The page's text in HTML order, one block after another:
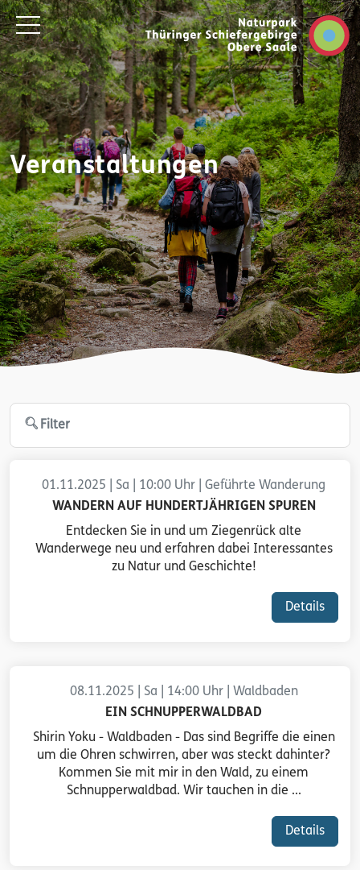
Veranstaltungen
Filter
01.11.2025 | Sa | 10:00 Uhr | Geführte Wanderung
WANDERN AUF HUNDERTJÄHRIGEN SPUREN
Entdecken Sie in und um Ziegenrück alte
Wanderwege neu und erfahren dabei Interessantes
zu Natur und Geschichte!
Details
08.11.2025 | Sa | 14:00 Uhr | Waldbaden
EIN SCHNUPPERWALDBAD
Shirin Yoku - Waldbaden - Das sind Begriffe die einen
um die Ohren schwirren, aber was steckt dahinter?
Kommen Sie mit mir in den Wald, zu einem
Schnupperwaldbad. Wir tauchen in die ...
Details